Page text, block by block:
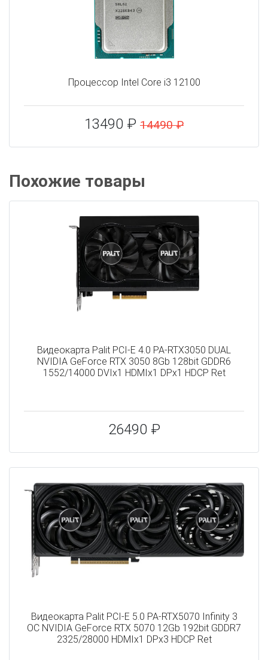
Процессор Intel Core i3 12100
13490 ₽ 14490 ₽
Похожие товары
Видеокарта Palit PCI-E 4.0 PA-RTX3050 DUAL
NVIDIA GeForce RTX 3050 8Gb 128bit GDDR6
1552/14000 DVIx1 HDMIx1 DPx1 HDCP Ret
26490 ₽
Видеокарта Palit PCI-E 5.0 PA-RTX5070 Infinity 3
OC NVIDIA GeForce RTX 5070 12Gb 192bit GDDR7
2325/28000 HDMIx1 DPx3 HDCP Ret